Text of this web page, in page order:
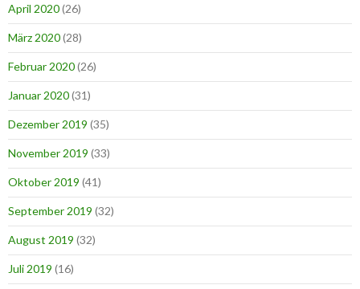
April 2020(26)
März 2020(28)
Februar 2020(26)
Januar 2020(31)
Dezember 2019 (35)
November 2019 (33)
Oktober 2019 (41)
September 2019 (32)
August 2019 (32)
Juli 2019 (16)